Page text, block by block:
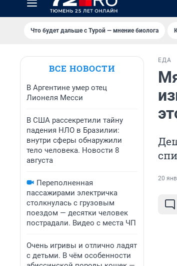
Что будет дальше с Турой — мнение биолога
ВСЕ НОВОСТИ
В Аргентине умер отец
Лионеля Месси
В США рассекретили тайну
падения НЛО в Бразилии:
внутри сферы обнаружили
тело человека. Новости 8
августа
Переполненная
пассажирами электричка
столкнулась с грузовым
поездом — десятки человек
пострадали. Видео с места ЧП
Очень игривы и отлично ладят
с детьми. В чём особенности
ЕДА
20